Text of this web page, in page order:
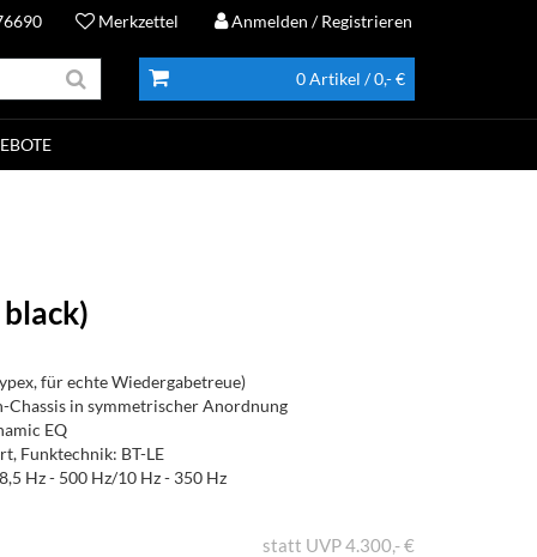
Merkzettel Anmelden / Registrieren
0 Artikel / 0,- €
für echte Wiedergabetreue)
in symmetrischer Anordnung
EQ
Funktechnik: BT-LE
Hz - 500 Hz/10 Hz - 350 Hz
4.300,- €